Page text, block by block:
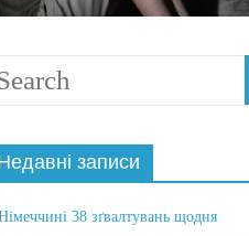
записи
38 зґвалтувань щодня